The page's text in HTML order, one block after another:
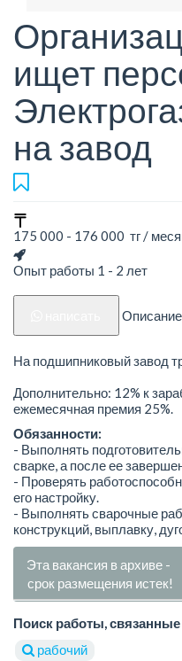
ищет
на завод
175 000 - 176 000 тг /
Опыт работы 1 - 2 лет
На подшипниковый завод
Дополнительно: 12% к
ежемесячная премия 25%.
Обязанности:
- Выполнять
сварке, а после ее
- Проверять
его настройку.
- Выполнять сварочные
конструкций, выплавку,
Эта вакансия в архиве -
срок размещения истек!
Поиск работы,
рабочий